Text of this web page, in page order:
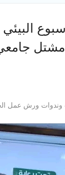
البيئي
وندوات ورش عمل